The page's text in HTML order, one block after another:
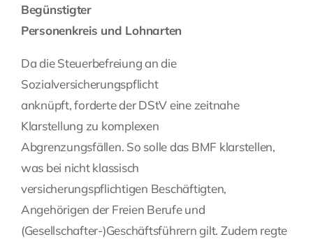
Begünstigter
Personenkreis und Lohnarten
Da die Steuerbefreiung an die
Sozialversicherungspflicht
anknüpft, forderte der DStV eine zeitnahe
Klarstellung zu komplexen
Abgrenzungsfällen. So solle das BMF klarstellen,
was bei nicht klassisch
versicherungspflichtigen Beschäftigten,
Angehörigen der Freien Berufe und
(Gesellschafter-)Geschäftsführern gilt. Zudem regte